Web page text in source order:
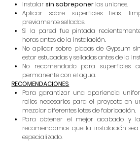
Instalar sin sobreponer las uniones.
Aplicar sobre superficies lisas,
previamente selladas.
Si la pared fue pintada
horas antes de la instalación.
No aplicar sobre placas de Gypsum
estar estucadas y selladas antes de la
No recomendado para superficies
permanente con el agua.
RECOMENDACIONES
Para garantizar una apariencia
rollos necesarios para el proyecto en
mezclar diferentes lotes de fabricación.
Para obtener el mejor acabado y
recomendamos que la instalación
especializado.